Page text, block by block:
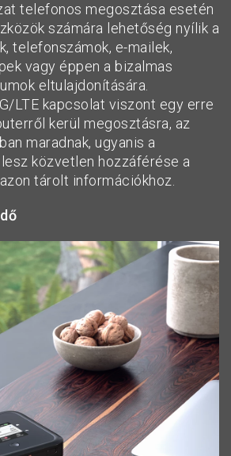
telefonos megosztása esetén
számára lehetőség nyílik a
telefonszámok, e-mailek,
vagy éppen a bizalmas
eltulajdonítására.
LTE kapcsolat viszont egy erre
kerül megosztásra, az
maradnak, ugyanis a
közvetlen hozzáférése a
tárolt információkhoz.